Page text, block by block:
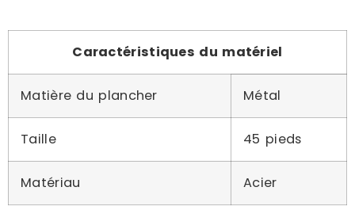
Caractéristiques du matériel
Matière du plancher Métal
Taille 45 pieds
Matériau Acier